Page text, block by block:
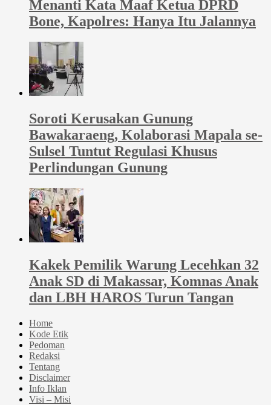
Menanti Kata Maaf Ketua DPRD
Bone, Kapolres: Hanya Itu Jalannya
Soroti Kerusakan Gunung
Bawakaraeng, Kolaborasi Mapala se-
Sulsel Tuntut Regulasi Khusus
Perlindungan Gunung
Kakek Pemilik Warung Lecehkan 32
Anak SD di Makassar, Komnas Anak
dan LBH HAROS Turun Tangan
Home
Kode Etik
Pedoman
Redaksi
Tentang
Disclaimer
Info Iklan
Visi – Misi